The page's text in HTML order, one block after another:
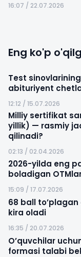
16:07 / 22.07.2026
Eng ko'p
Test
abituriyent
12:12 / 15.07.2026
Milliy sertifikat
yillik) — rasmiy
qilinadi?
02:13 / 02.04.2026
2026-yilda eng
boladigan
15:09 / 17.07.2026
68 ball
kira oladi
16:35 / 20.07.2026
O’quvchilar
formasi talabi